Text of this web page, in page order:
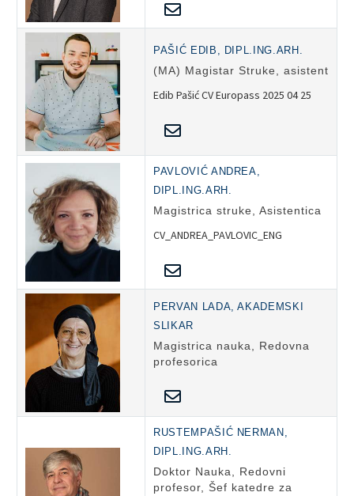
PAŠIĆ EDIB, DIPL.ING.ARH.
(MA) Magistar Struke, asistent
Edib Pašić CV Europass 2025 04 25
PAVLOVIĆ ANDREA,
DIPL.ING.ARH.
Magistrica struke, Asistentica
CV_ANDREA_PAVLOVIC_ENG
PERVAN LADA, AKADEMSKI
SLIKAR
Magistrica nauka, Redovna
profesorica
RUSTEMPAŠIĆ NERMAN,
DIPL.ING.ARH.
Doktor Nauka, Redovni
profesor, Šef katedre za